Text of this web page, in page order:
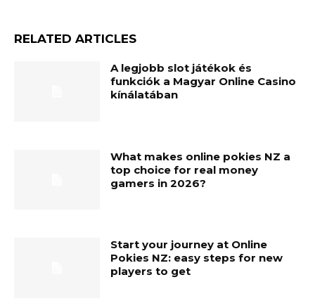
RELATED ARTICLES
A legjobb slot játékok és
funkciók a Magyar Online Casino
kínálatában
What makes online pokies NZ a
top choice for real money
gamers in 2026?
Start your journey at Online
Pokies NZ: easy steps for new
players to get